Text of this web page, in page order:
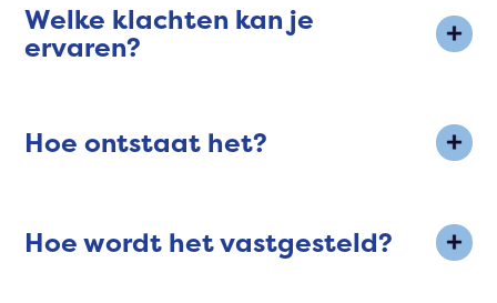
Welke klachten kan je
ervaren?
Hoe ontstaat het?
Hoe wordt het vastgesteld?